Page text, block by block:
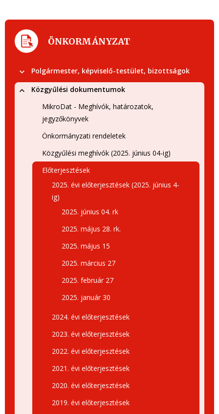
ÖNKORMÁNYZAT
Polgármester, képviselő-testület, bizottságok
Közgyűlési dokumentumok
MikroDat - Meghívók, határozatok,
jegyzőkönyvek
Önkormányzati rendeletek
Közgyűlési meghívók (2025. június 04-ig)
Előterjesztések
2025. évi előterjesztések (2025. június 4-
ig)
2025. június 04. rk
2025. május 28. rk.
2025. május 15
2025. március 27
2025. február 27
2025. január 30
2024. évi előterjesztések
2023. évi előterjesztések
2022. évi előterjesztések
2021. évi előterjesztések
2020. évi előterjesztések
2019. évi előterjesztések